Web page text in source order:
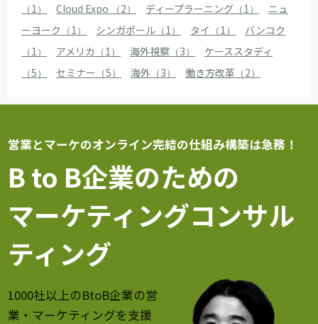
（1）
Cloud Expo （2） ディープラーニング（1）
ニュ
ーヨーク（1）
シンガポール（1） タイ（1）
バンコク
（1）
アメリカ（1） 海外視察（3）
ケーススタディ
（5）
セミナー（5） 海外（3） 働き方改革（2）
営業とマーケのオンライン完結の仕組み構築は急務！
B to B企業のための
マーケティングコンサル
ティング
1000社以上のBtoB企業の営
業・マーケティングを支援